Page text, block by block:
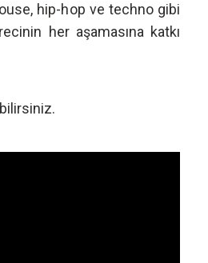
hip-hop ve techno gibi
her aşamasına katkı